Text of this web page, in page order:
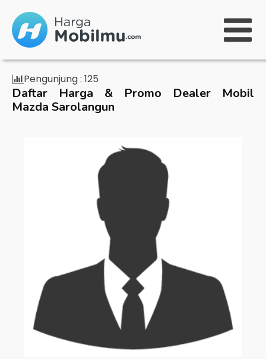
Pengunjung : 125
Daftar Harga & Promo Dealer Mobil
Mazda Sarolangun